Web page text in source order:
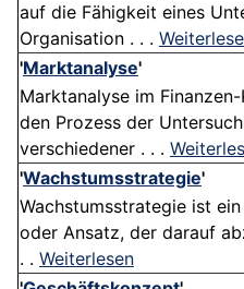
auf die Fähigkeit eines
Organisation . . .
'Marktanalyse'
Marktanalyse im
den Prozess der
verschiedener . . .
'Wachstumsstrategie'
Wachstumsstrategie ist
oder Ansatz, der darauf
. . Weiterlesen